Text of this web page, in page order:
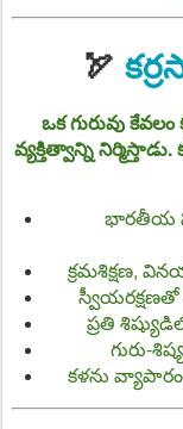
🏹
ఒక గురువు
వ్యక్తిత్వాన్ని
భారతీయ
క్రమశిక్షణ,
ప్రతి
గురు-
కళను